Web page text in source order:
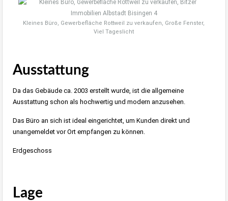
Kleines Büro, Gewerbefläche Rottweil zu verkaufen, Große Fenster,
Viel Tageslicht
Ausstattung
Da das Gebäude ca. 2003 erstellt wurde, ist die allgemeine
Ausstattung schon als hochwertig und modern anzusehen.
Das Büro an sich ist ideal eingerichtet, um Kunden direkt und
unangemeldet vor Ort empfangen zu können.
Erdgeschoss
Lage